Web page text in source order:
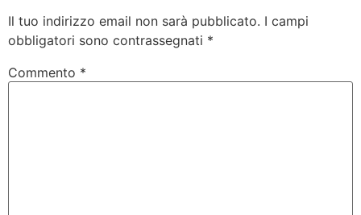
Il tuo indirizzo email non sarà pubblicato. I campi
obbligatori sono contrassegnati *
Commento *